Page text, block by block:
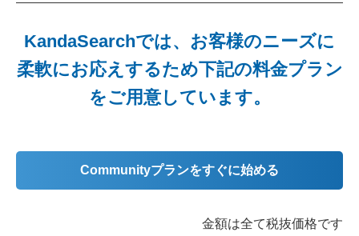
KandaSearchでは、お客様のニーズに
柔軟にお応えするため下記の料金プラン
をご用意しています。
Communityプランをすぐに始める
金額は全て税抜価格です